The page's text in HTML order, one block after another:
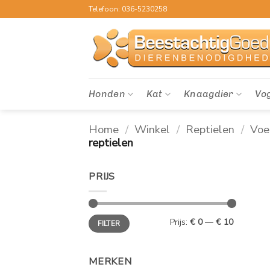
naar
Telefoon: 036-5230258
Honden Kat Knaagdier
Home / Winkel / Reptielen /
reptielen
PRIJS
Min.
prijs
Max.
prijsFILTER Prijs: € 0— € 10
MERKEN